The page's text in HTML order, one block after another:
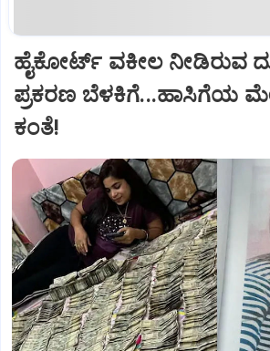
ಹೈಕೋರ್ಟ್‌ ವಕೀಲ ನೀಡಿರುವ
ಪ್ರಕರಣ ಬೆಳಕಿಗೆ...ಹಾಸಿಗೆಯ
ಕಂತೆ!